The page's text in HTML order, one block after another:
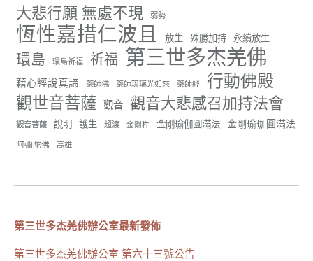
世界佛教正心會
June 22, 2026, 10:11 AM
[世界佛教正心會 新聞報導]
正心會行善列車開向花蓮基隆， 關心榮民、榮眷及遺
孤！
#正心會
#基隆榮服處
#花蓮榮家
91 42 則留言
分享
大悲行願 無處不現 弱勢
恆性嘉措仁波且 放生 殊勝加持 永續放生
環島 環島祈福 祈福 第三世多杰羌佛
藉心經說真諦 藥師佛 藥師琉璃光如來 藥師經 行動佛殿
觀世音菩薩 觀音 觀音大悲感召加持法會
觀音菩薩 說明 護生 超渡 金剛杵 金剛瑜伽圓滿法 金剛瑜珈圓滿法
阿彌陀佛 高雄
第三世多杰羌佛辦公室最新發佈
第三世多杰羌佛辦公室 第六十三號公告